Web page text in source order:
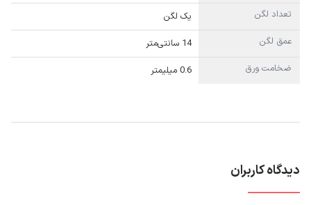
تعداد لگن
یک لگن
عمق لگن
14 سانتی‌متر
ضخامت ورق
0.6 میلیمتر
دیدگاه کاربران